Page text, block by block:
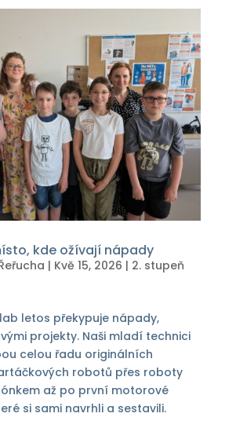
kde ožívají nápady
| Kvě 15, 2026 | 2. stupeň
letos překypuje nápady,
projekty. Naši mladí technici
celou řadu originálních
robotů přes roboty
až po první motorové
si sami navrhli a sestavili.